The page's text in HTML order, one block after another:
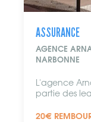
ASSURANCE
AGENCE
NARBONNE
L'agence
partie des
20€